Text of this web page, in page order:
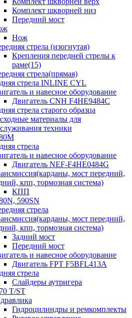
Комплект шкворней низ
Передний мост
Нож
стрела (изогнутая)
Крепления передней стрелы к
раме(15)
стрела(прямая)
стрела INLINE CYL
и навесное оборудование
Двигатель CNH F4HE9484C
стрела старого образца
материалы для
техники
стрела
и навесное оборудование
Двигатель NEF-F4HE0484G
мост передний,
кпп, тормозная система)
КПП
590SN
стрела
мост передний,
кпп, тормозная система)
Задний мост
Передний мост
и навесное оборудование
Двигатель FPT F5BFL413A
стрела
Слайдеры аутригера
T/ST
Гидроцилиндры и ремкомплекты